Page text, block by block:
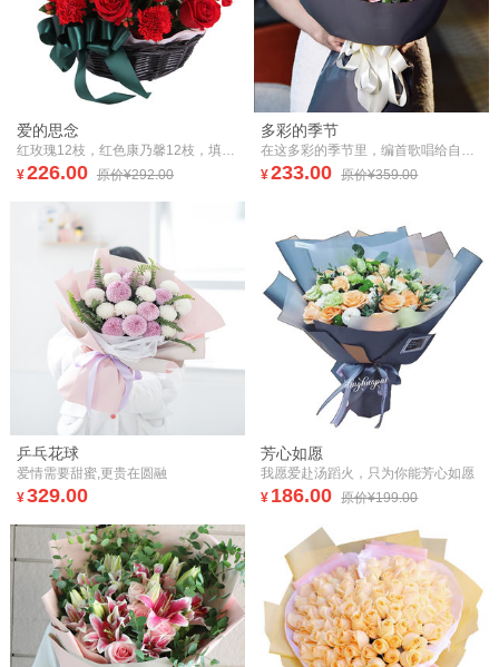
爱的思念
红玫瑰12枝，红色康乃馨12枝，填充红豆、绿叶适量（如当地红豆缺货，用相思梅等其他寓意相近配材替代。）
¥226.00 原价¥292.00
多彩的季节
¥233.00 原价¥359.00
乒乓花球
爱情需要甜蜜,更贵在圆融
¥329.00
芳心如愿
我愿爱赴汤蹈火，只为你能芳心如愿
¥ 186.00 原价¥199.00